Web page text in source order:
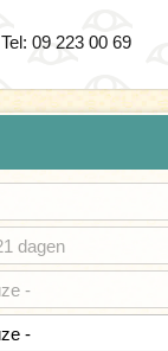
Tel: 09 223 00 69